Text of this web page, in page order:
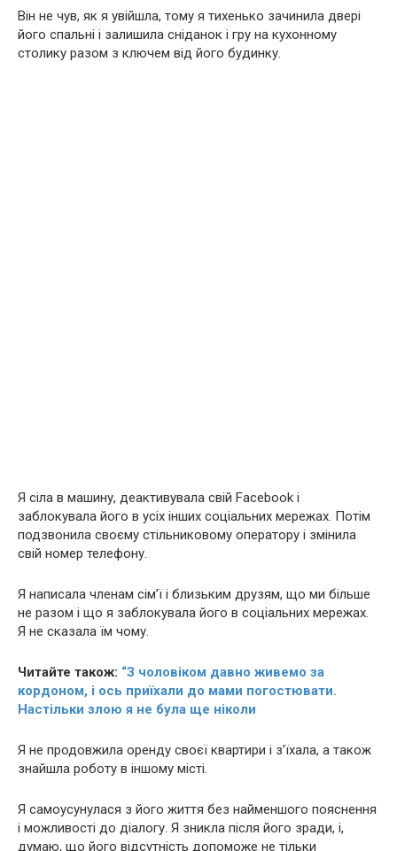
Він не чув, як я увійшла, тому я тихенько зачинила двері
його спальні і залишила сніданок і гру на кухонному
столику разом з ключем від його будинку.
Я сіла в машину, деактивувала свій Facebook і
заблокувала його в усіх інших соціальних мережах. Потім
подзвонила своєму стільниковому оператору і змінила
свій номер телефону.
Я написала членам сім’ї і близьким друзям, що ми більше
не разом і що я заблокувала його в соціальних мережах.
Я не сказала їм чому.
Читайте також: “З чоловіком давно живемо за
кордоном, і ось приїхали до мами погостювати.
Настільки злою я не була ще ніколи
Я не продовжила оренду своєї квартири і з’їхала, а також
знайшла роботу в іншому місті.
Я самоусунулася з його життя без найменшого пояснення
і можливості до діалогу. Я зникла після його зради, і,
думаю, що його відсутність допоможе не тільки